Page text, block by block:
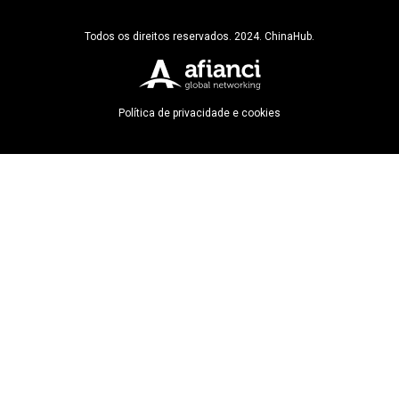
Todos os direitos reservados. 2024. ChinaHub.
Política de privacidade e cookies